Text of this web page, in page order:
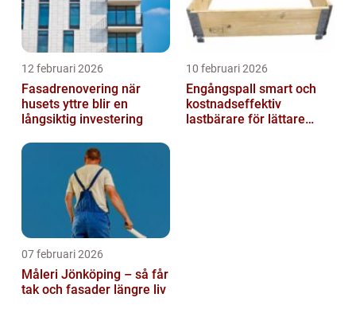
12 februari 2026
Fasadrenovering när
husets yttre blir en
långsiktig investering
10 februari 2026
Engångspall smart och
kostnadseffektiv
lastbärare för lättare
07 februari 2026
Måleri Jönköping – så får
tak och fasader längre liv